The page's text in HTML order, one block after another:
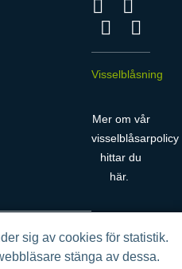
sig av cookies för statistik.
stänga av dessa.
Visselblåsning
Mer om vår
visselblåsarpolicy
hittar du
här.